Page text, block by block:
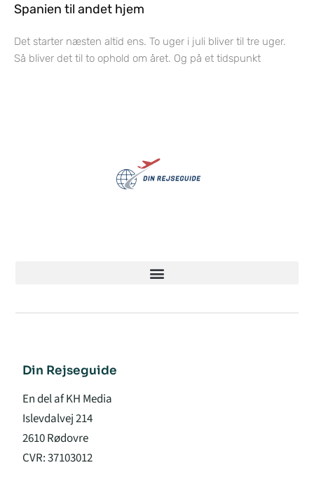
Spanien til andet hjem
Det starter næsten altid ens. To uger i juli bliver til tre uger.
Så bliver det til to ophold om året. Og på et tidspunkt
Din Rejseguide
En del af KH Media
Islevdalvej 214
2610 Rødovre
CVR: 37103012